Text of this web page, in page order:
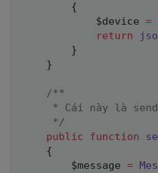
{
$device =
return
}
}
/**
* Cái này là
     */
public
function
{
$message =